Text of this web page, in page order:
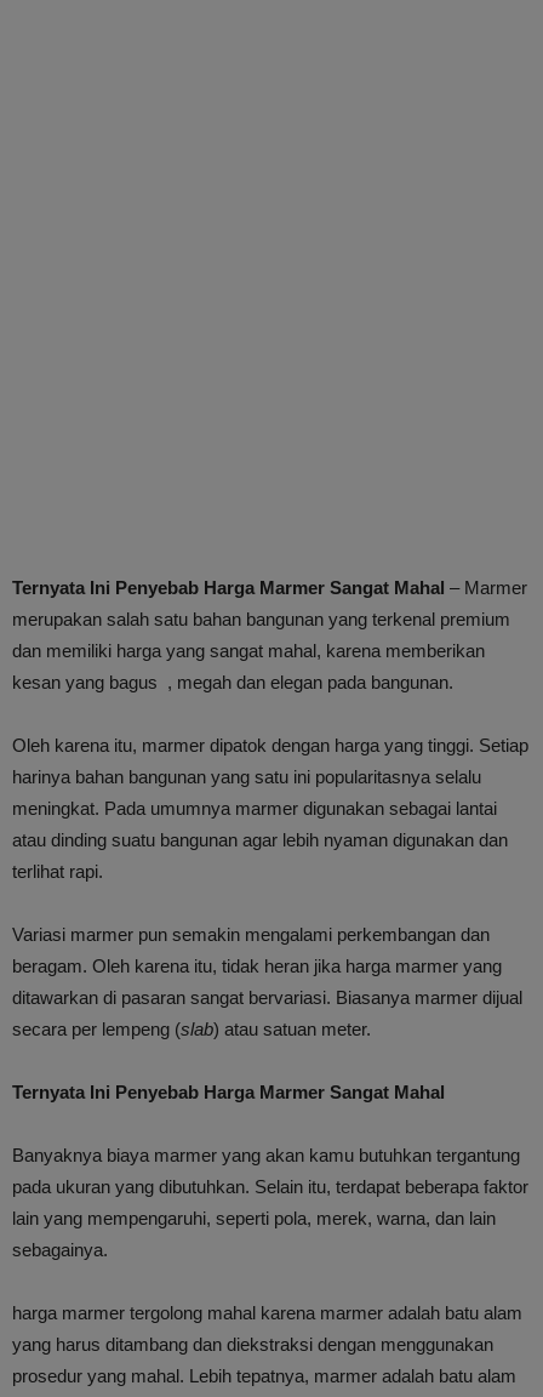
Ternyata Ini Penyebab Harga Marmer Sangat Mahal – Marmer
merupakan salah satu bahan bangunan yang terkenal premium
dan memiliki harga yang sangat mahal, karena memberikan
kesan yang bagus , megah dan elegan pada bangunan.
Oleh karena itu, marmer dipatok dengan harga yang tinggi. Setiap
harinya bahan bangunan yang satu ini popularitasnya selalu
meningkat. Pada umumnya marmer digunakan sebagai lantai
atau dinding suatu bangunan agar lebih nyaman digunakan dan
terlihat rapi.
Variasi marmer pun semakin mengalami perkembangan dan
beragam. Oleh karena itu, tidak heran jika harga marmer yang
ditawarkan di pasaran sangat bervariasi. Biasanya marmer dijual
secara per lempeng (slab) atau satuan meter.
Ternyata Ini Penyebab Harga Marmer Sangat Mahal
Banyaknya biaya marmer yang akan kamu butuhkan tergantung
pada ukuran yang dibutuhkan. Selain itu, terdapat beberapa faktor
lain yang mempengaruhi, seperti pola, merek, warna, dan lain
sebagainya.
harga marmer tergolong mahal karena marmer adalah batu alam
yang harus ditambang dan diekstraksi dengan menggunakan
prosedur yang mahal. Lebih tepatnya, marmer adalah batu alam